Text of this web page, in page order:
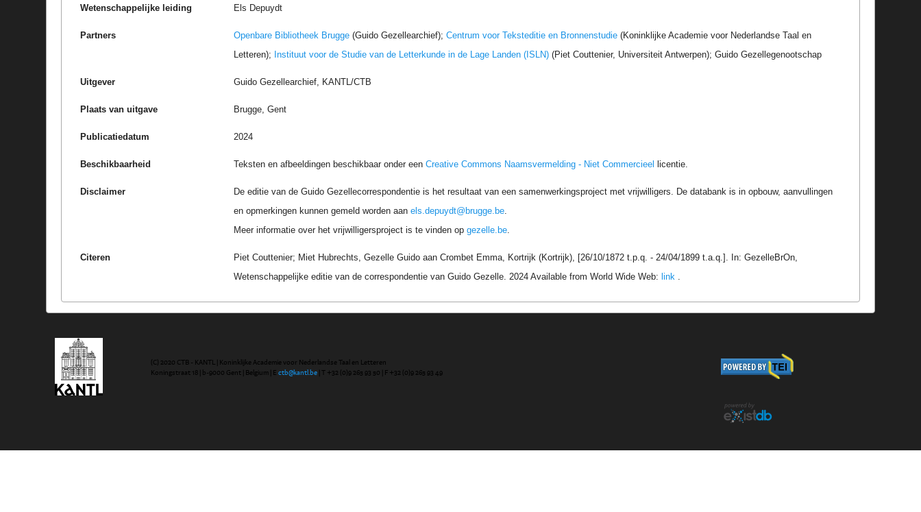
Wetenschappelijke leiding Els Depuydt
Partners Openbare Bibliotheek Brugge (Guido Gezellearchief);Centrum voor Teksteditie en Bronnenstudie (Koninklijke Academie voor Nederlandse Taal en
Letteren); Instituut voor de Studie van de Letterkunde in de Lage Landen (ISLN) (Piet Couttenier, Universiteit Antwerpen); Guido Gezellegenootschap
Uitgever Guido Gezellearchief, KANTL/CTB
Plaats van uitgave Brugge, Gent
Publicatiedatum 2024
Beschikbaarheid Teksten en afbeeldingen beschikbaar onder eenCreative Commons Naamsvermelding - Niet Commercieel licentie.
Disclaimer
De editie van de Guido Gezellecorrespondentie is het resultaat van een samenwerkingsproject met vrijwilligers. De databank is in opbouw, aanvullingen
en opmerkingen kunnen gemeld worden aanels.depuydt@brugge.be.
Meer informatie over het vrijwilligersproject is te vinden opgezelle.be.
Citeren
Piet Couttenier; Miet Hubrechts, Gezelle Guido aan Crombet Emma, Kortrijk (Kortrijk), [26/10/1872 t.p.q. - 24/04/1899 t.a.q.]. In: GezelleBrOn,
Wetenschappelijke editie van de correspondentie van Guido Gezelle. 2024 Available from World Wide Web: link .
(C) 2020 CTB - KANTL | Koninklijke Academie voor Nederlandse Taal en Letteren
Koningstraat 18 | b-9000 Gent | Belgium | Ectb@kantl.be | T +32 (0)9 265 93 50 | F +32 (0)9 265 93 49